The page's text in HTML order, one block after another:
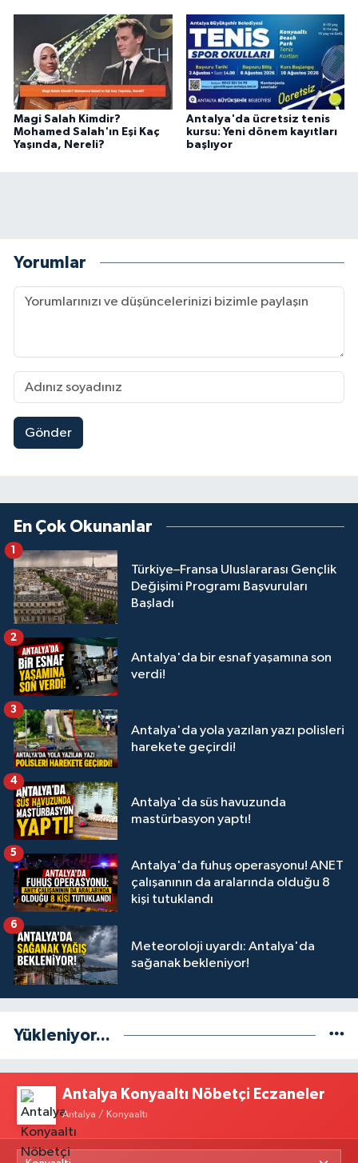
Magi Salah Kimdir?
Mohamed Salah'ın Eşi Kaç
Yaşında, Nereli?
Antalya'da ücretsiz tenis
kursu: Yeni dönem kayıtları
başlıyor
Yorumlar
Gönder
En Çok Okunanlar
Türkiye–Fransa Uluslararası Gençlik
Değişimi Programı Başvuruları
Başladı
1
Antalya'da bir esnaf yaşamına son
verdi!
2
Antalya'da yola yazılan yazı polisleri
harekete geçirdi!
3
Antalya'da süs havuzunda
mastürbasyon yaptı!
4
Antalya'da fuhuş operasyonu! ANET
çalışanının da aralarında olduğu 8
kişi tutuklandı
5
Meteoroloji uyardı: Antalya'da
sağanak bekleniyor!
6
Yükleniyor...
Antalya Konyaaltı Nöbetçi Eczaneler
Antalya / Konyaaltı